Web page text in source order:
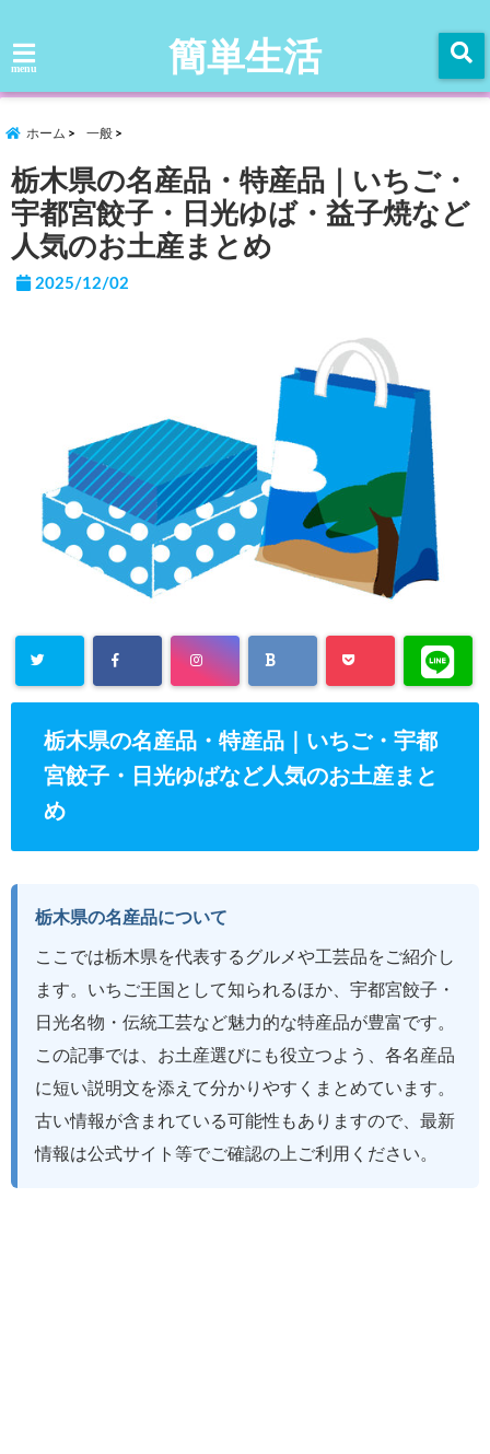
menu 簡単生活
ホーム 一般
栃木県の名産品・特産品｜いちご・
宇都宮餃子・日光ゆば・益子焼など
人気のお土産まとめ
2025/12/02
栃木県の名産品・特産品｜いちご・宇都
宮餃子・日光ゆばなど人気のお土産まと
め
栃木県の名産品について
ここでは栃木県を代表するグルメや工芸品をご紹介し
ます。いちご王国として知られるほか、宇都宮餃子・
日光名物・伝統工芸など魅力的な特産品が豊富です。
この記事では、お土産選びにも役立つよう、各名産品
に短い説明文を添えて分かりやすくまとめています。
古い情報が含まれている可能性もありますので、最新
情報は公式サイト等でご確認の上ご利用ください。